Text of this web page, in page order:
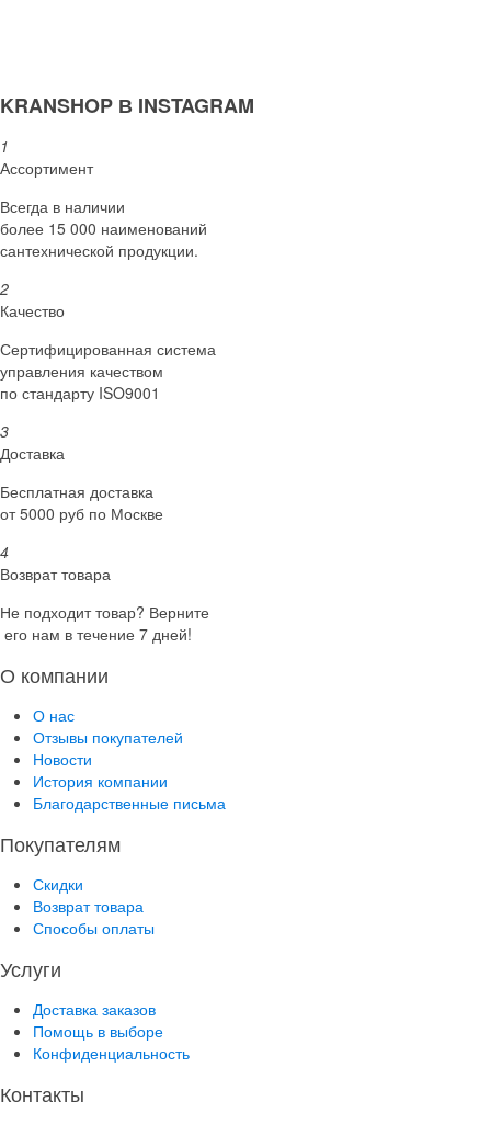
KRANSHOP В INSTAGRAM
1
Ассортимент
Всегда в наличии
более 15 000 наименований
сантехнической продукции.
2
Качество
Сертифициро­ванная система
управления качеством
по стандарту ISO9001
3
Доставка
Бесплатная доставка
от 5000 руб по Москве
4
Возврат товара
Не подходит товар? Верните
его нам в течение 7 дней!
О компании
О нас
Отзывы покупателей
Новости
История компании
Благодарственные письма
Покупателям
Скидки
Возврат товара
Способы оплаты
Услуги
Доставка заказов
Помощь в выборе
Конфиденциальность
Контакты